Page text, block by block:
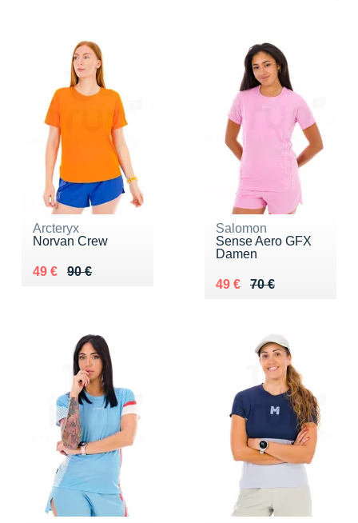
Arcteryx
Norvan Crew
90 €
Au lieu de 90 €
49 €
Vendu 49 €
Salomon
Sense Aero GFX
Damen
70 €
Au lieu de 70 €
49 €
Vendu 49 €